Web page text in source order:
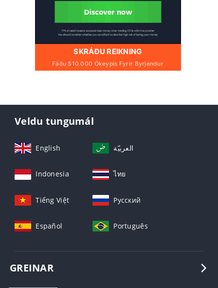
SKRÁÐU REIKNING
Fáðu $10.000 Ókeypis Fyrir Byrjendur
Veldu tungumál
English العربيّة
Indonesia ไทย
Tiếng Việt Русский
Español Português
GREINAR